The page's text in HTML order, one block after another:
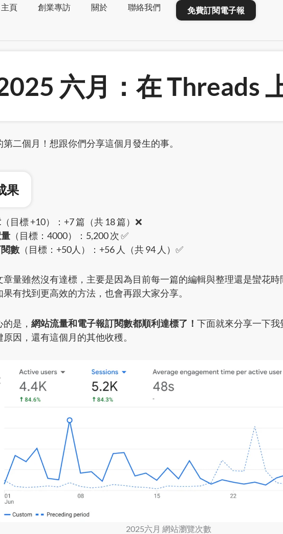
主頁 創業專訪 關於 聯絡我們 免費訂閱電子報
六月：在 Threads
二個月！想跟你們分享這個月發生的事。
果
（目標 +10）：+7 篇（共 18 篇）❌
（目標：4000）：5,200 次 ✅
數（目標：+50人）：+56 人（共 94 人）✅
章量雖然沒有達標，主要是因為目前每一篇的編輯與整理還是蠻花
有找到更高效的方法，也會再跟大家分享。
是， 網站流量和電子報訂閱數都順利達標了！ 下面就來分享一下
因，還有這個月的其他收穫。
2025六月 網站瀏覽次數